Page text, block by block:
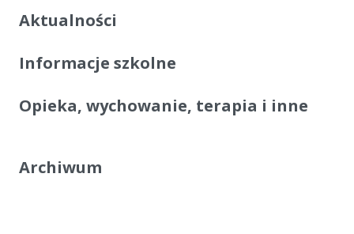
Aktualności
Informacje szkolne
Opieka, wychowanie, terapia i inne
Archiwum